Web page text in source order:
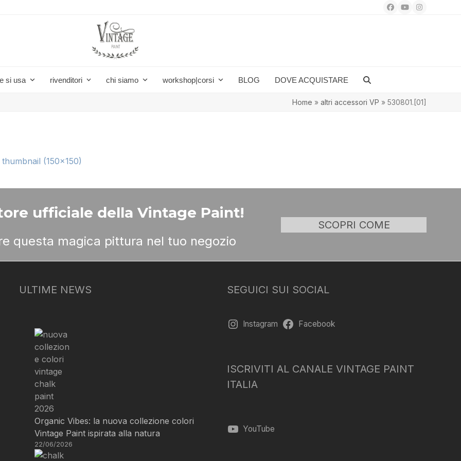
Facebook
YouTubeInstagram
si usa rivenditori chi siamo workshop|corsi BLOG DOVE ACQUISTARE
Home » altri accessori VP » 530801.[01]
|thumbnail (150x150)
ufficiale della Vintage Paint!
questa magica pittura nel tuo negozio
SCOPRI COME
ULTIME NEWS
Organic Vibes: la nuova collezione colori
Vintage Paint ispirata alla natura
22/06/2026
SEGUICI SUI SOCIAL
Instagram Facebook
ISCRIVITI AL CANALE VINTAGE PAINT
ITALIA
YouTube